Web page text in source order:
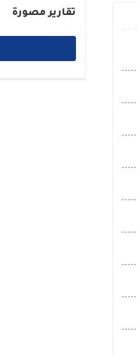
تقارير مصورة